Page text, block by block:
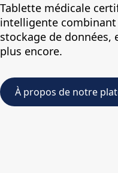
Tablette médicale
intelligente
stockage de
plus encore.
À propos de notre